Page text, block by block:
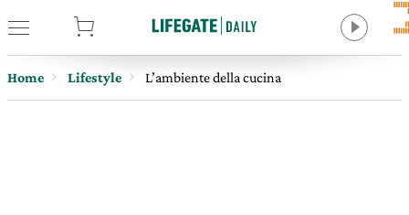
Home Lifestyle L’ambiente della cucina